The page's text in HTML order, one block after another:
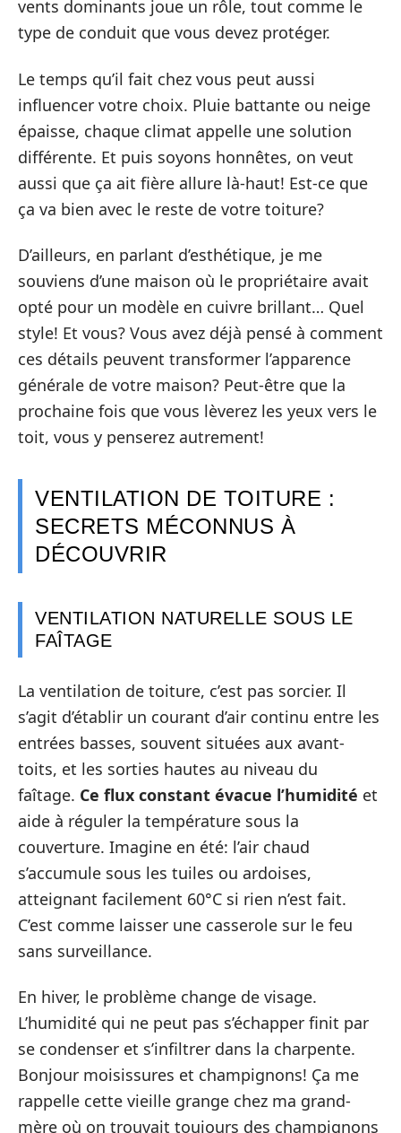
vents dominants joue un rôle, tout comme le
type de conduit que vous devez protéger.
Le temps qu’il fait chez vous peut aussi
influencer votre choix. Pluie battante ou neige
épaisse, chaque climat appelle une solution
différente. Et puis soyons honnêtes, on veut
aussi que ça ait fière allure là-haut! Est-ce que
ça va bien avec le reste de votre toiture?
D’ailleurs, en parlant d’esthétique, je me
souviens d’une maison où le propriétaire avait
opté pour un modèle en cuivre brillant… Quel
style! Et vous? Vous avez déjà pensé à comment
ces détails peuvent transformer l’apparence
générale de votre maison? Peut-être que la
prochaine fois que vous lèverez les yeux vers le
toit, vous y penserez autrement!
VENTILATION DE TOITURE :
SECRETS MÉCONNUS À
DÉCOUVRIR
VENTILATION NATURELLE SOUS LE
FAÎTAGE
La ventilation de toiture, c’est pas sorcier. Il
s’agit d’établir un courant d’air continu entre les
entrées basses, souvent situées aux avant-
toits, et les sorties hautes au niveau du
faîtage. Ce flux constant évacue l’humidité et
aide à réguler la température sous la
couverture. Imagine en été: l’air chaud
s’accumule sous les tuiles ou ardoises,
atteignant facilement 60°C si rien n’est fait.
C’est comme laisser une casserole sur le feu
sans surveillance.
En hiver, le problème change de visage.
L’humidité qui ne peut pas s’échapper finit par
se condenser et s’infiltrer dans la charpente.
Bonjour moisissures et champignons! Ça me
rappelle cette vieille grange chez ma grand-
mère où on trouvait toujours des champignons